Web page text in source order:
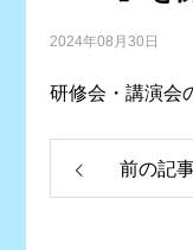
2024年08月30日
研修会・講演会
前の記